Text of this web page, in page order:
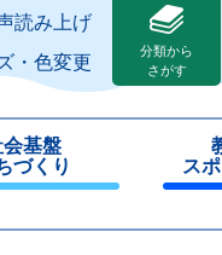
読み上げ
・色変更
分類から
さがす
会基盤
づくり
ス
じ